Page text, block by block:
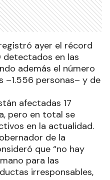
ayer el récord
detectados en las
además el número
–1.556 personas– y de
afectadas 17
pero en total se
en la actualidad.
de la
que “no hay
para las
irresponsables,